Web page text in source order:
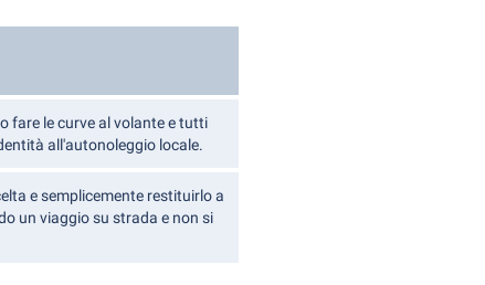
fare le curve al volante e tutti
all'autonoleggio locale.
e semplicemente restituirlo a
un viaggio su strada e non si